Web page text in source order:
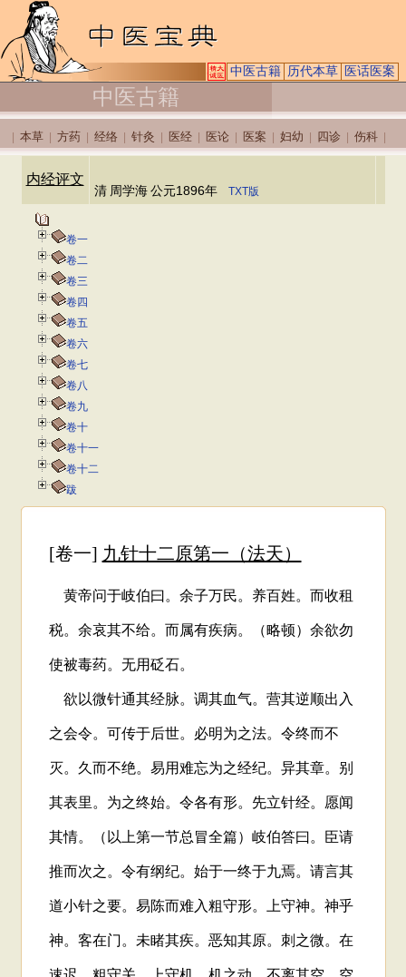
中医古籍 历代本草 医话医案
中医古籍
本草 方药 经络 针灸 医经 医论 医案 妇幼 四诊 伤科
内经评文
清 周学海 公元1896年 TXT版
卷一
卷二
卷三
卷四
卷五
卷六
卷七
卷八
卷九
卷十
卷十一
卷十二
跋